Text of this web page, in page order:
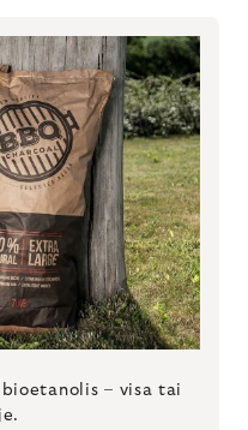
– visa tai